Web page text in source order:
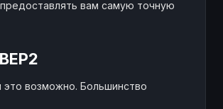
вам самую точную
возможно. Большинство